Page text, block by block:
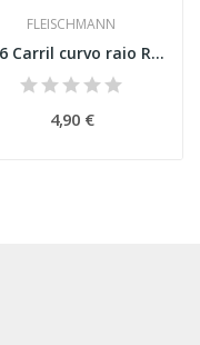
FLEISCHMANN
9136 Carril curvo raio R4, 15° Esc. N
4,90 €